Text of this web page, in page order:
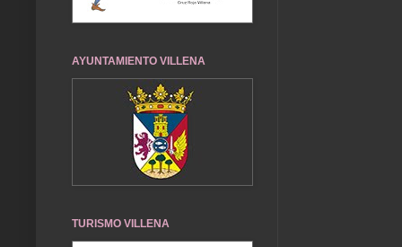
AYUNTAMIENTO VILLENA
TURISMO VILLENA